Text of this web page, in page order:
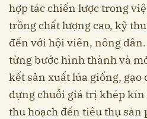
hợp tác chiến lược trong
trồng chất lượng cao, kỹ
đến với hội viên, nông
từng bước hình thành và
kết sản xuất lúa giống, gạo
dựng chuỗi giá trị khép kín
thu hoạch đến tiêu thụ sản